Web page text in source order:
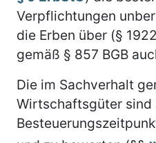
Verpflichtungen
die Erben über (§
gemäß § 857 BGB
Die im Sachverhalt
Wirtschaftsgüter sind